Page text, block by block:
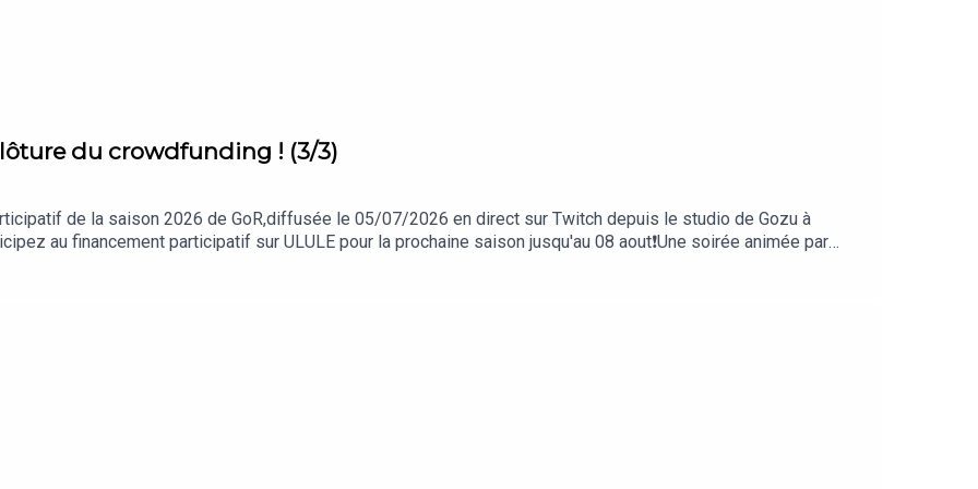
podcasts:
la prochaine saison ❗
du crowdfunding ! (3/3)
de la saison 2026 de GoR,diffusée le 05/07/2026 en direct sur Twitch depuis le studio de Gozu à
au financement participatif sur ULULE pour la prochaine saison jusqu'au 08 aout❗Une soirée animée par
également Victor et LaurèneUne production GozultingMontage du podcast par Zu====Ecoutez Game of Roles
game…ic/id1350491357Ecoutez Game of Roles sur n'importe quelle app de